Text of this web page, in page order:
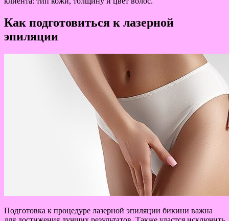
Как подготовиться к лазерной
эпиляции
Подготовка к процедуре лазерной эпиляции бикини важна